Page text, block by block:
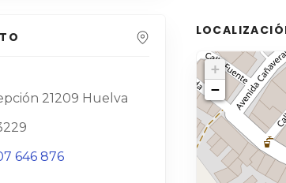
21209 Huelva
646 876
+
−